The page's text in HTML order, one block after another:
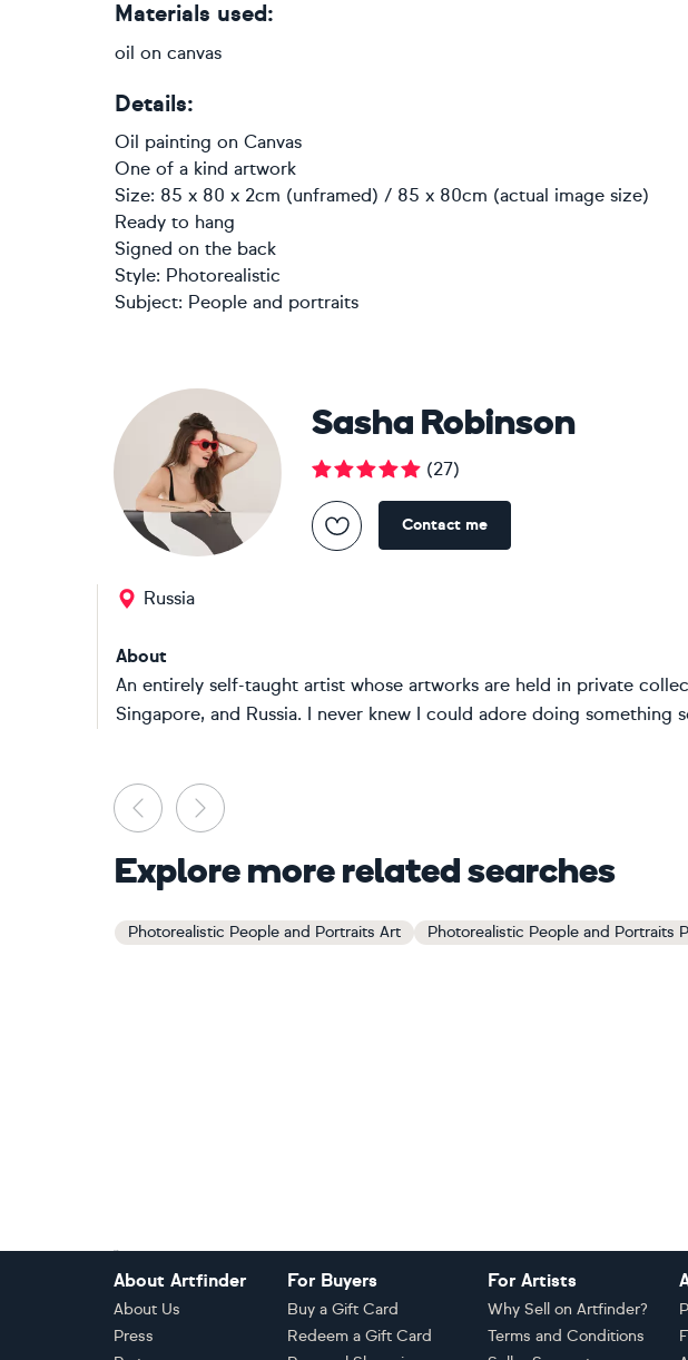
Materials used:
oil on canvas
Details:
Oil painting on Canvas
One of a kind artwork
Size: 85 x 80 x 2cm (unframed) / 85 x 80cm (actual image size)
Ready to hang
Signed on the back
Style: Photorealistic
Subject: People and portraits
Sasha Robinson
(27)
Contact me
Russia
About
An entirely self-taught artist whose artworks are held in private
Singapore, and Russia. I never knew I could adore doing something
Previous
Explore more related searches
Photorealistic People and Portraits Art Photorealistic People and Portraits
About Artfinder
About Us
Press
For Buyers
Buy a Gift Card
Redeem a Gift Card
For Artists
Why Sell on Artfinder?
Terms and Conditions